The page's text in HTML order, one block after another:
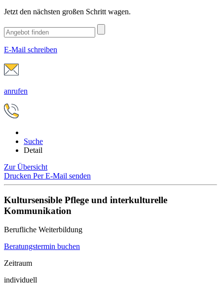
Jetzt den nächsten großen Schritt wagen.
E-Mail schreiben
anrufen
Suche
Detail
Zur Übersicht
Drucken Per E-Mail senden
Kultursensible Pflege und interkulturelle
Kommunikation
Berufliche Weiterbildung
Beratungstermin buchen
Zeitraum
individuell